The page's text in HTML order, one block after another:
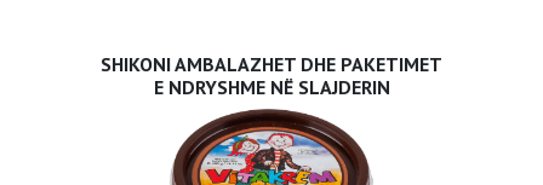
SHIKONI AMBALAZHET DHE PAKETIMET
E NDRYSHME NË SLAJDERIN